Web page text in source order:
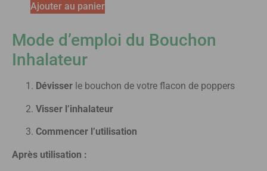
Ajouter au panier
Mode d’emploi du Bouchon
Inhalateur
Dévisser le bouchon de votre flacon de poppers
Visser l’inhalateur
Commencer l’utilisation
Après utilisation :